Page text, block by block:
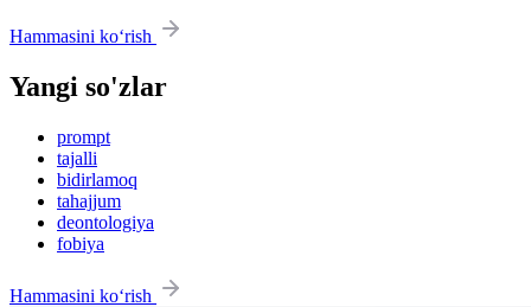
Hammasini ko‘rish
Yangi so'zlar
prompt
tajalli
bidirlamoq
tahajjum
deontologiya
fobiya
Hammasini ko‘rish